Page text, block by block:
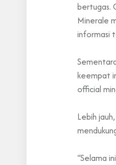
bertugas.
Minerale
informasi
keempat
official
Lebih
“Selama